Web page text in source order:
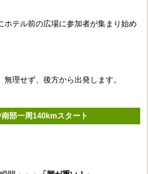
ホテル前の広場に参加者が集まり始め
無理せず、後方から出発します。
部一周140kmスタート